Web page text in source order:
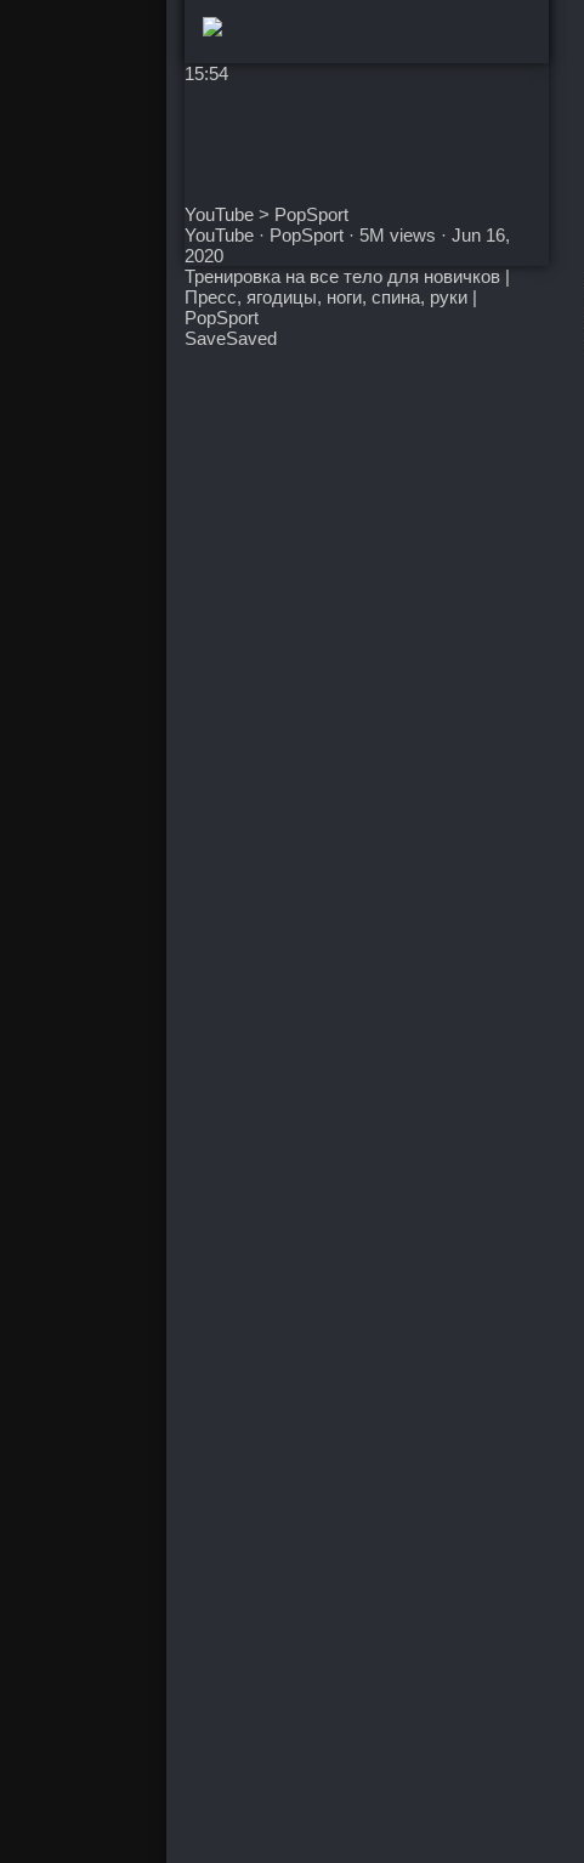
15:54
YouTube > PopSport
YouTube · PopSport · 5M views · Jun 16,
2020
Тренировка на все тело для новичков |
Пресс, ягодицы, ноги, спина, руки |
PopSport
SaveSaved